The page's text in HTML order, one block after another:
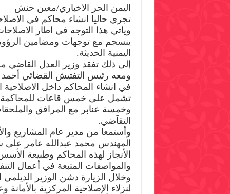
اليمن الحر الاخباري/معين حنش
تجري حاليا انشاء محاكم في
وياتي هذا التوجه في اطار
ينسجم مع توجهات ومضامين الرؤوية
اليمنية الحديثة.
إلى ذلك تفقد وزير العدل القاضي
ومعه رئيس التفتيش القضائي
في انشاء المحاكم داخل الاصلاحية
تشمل على خمس قاعات للمحاكمة
وخمسة عنابر مع المرافق
التقآضي.
وأستمعا من مدير عام المشاريع
المهندس محمد عبدالله عامر
الأنجاز لهذه المحاكم وطبيعة الأسس
والمواصفات المتبعة في أعمال
وخلال الزيارة دشن الوزير الديلمي